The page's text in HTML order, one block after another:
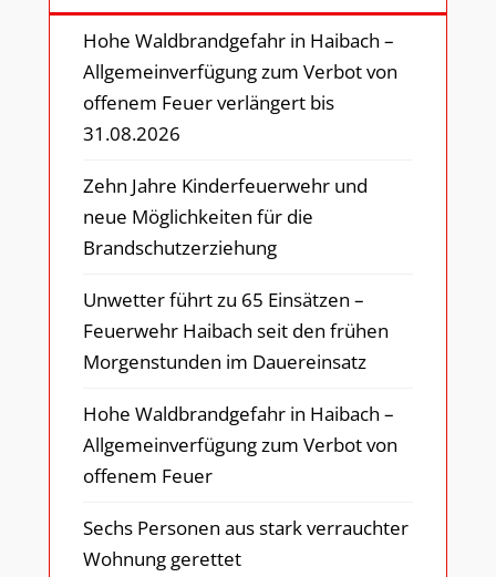
Hohe Waldbrandgefahr in Haibach –
Allgemeinverfügung zum Verbot von
offenem Feuer verlängert bis
31.08.2026
Zehn Jahre Kinderfeuerwehr und
neue Möglichkeiten für die
Brandschutzerziehung
Unwetter führt zu 65 Einsätzen –
Feuerwehr Haibach seit den frühen
Morgenstunden im Dauereinsatz
Hohe Waldbrandgefahr in Haibach –
Allgemeinverfügung zum Verbot von
offenem Feuer
Sechs Personen aus stark verrauchter
Wohnung gerettet